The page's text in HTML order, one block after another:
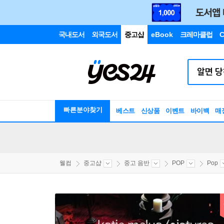
국내도서 외국도서 중고샵 eBook 크레마클럽
빠른분야찾기 베스트 신상품 이벤트 바이백 매
웰컴 중고샵 중고 음반 POP Pop